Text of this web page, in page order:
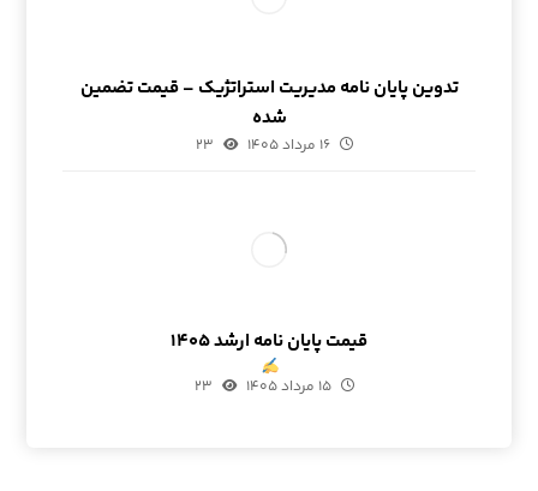
تدوین پایان نامه مدیریت استراتژیک – قیمت تضمین
شده
۱۶ مرداد ۱۴۰۵ ۲۳
قیمت پایان نامه ارشد ۱۴۰۵
۱۵ مرداد ۱۴۰۵ ۲۳